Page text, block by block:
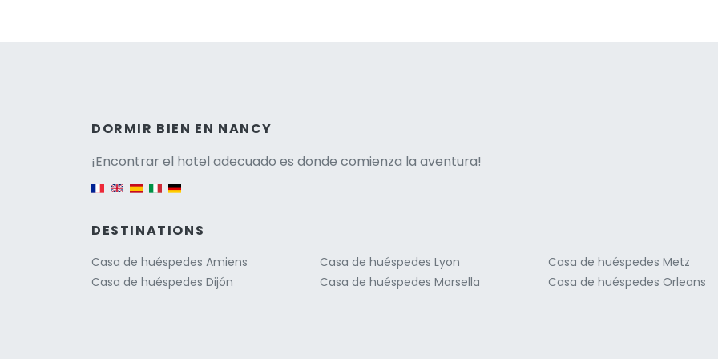
DORMIR BIEN EN NANCY
¡Encontrar el hotel adecuado es donde comienza la aventura!
Versione italiana
DESTINATIONS
Casa de huéspedes Amiens
Casa de huéspedes Dijón
Casa de huéspedes Lyon
Casa de huéspedes Marsella
Casa de huéspedes Metz
Casa de huéspedes Orleans